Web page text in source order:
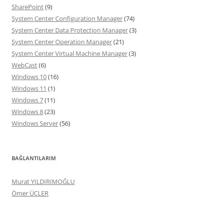
SharePoint(9)
System Center Configuration Manager(74)
System Center Data Protection Manager(3)
System Center Operation Manager(21)
System Center Virtual Machine Manager(3)
WebCast(6)
Windows 10(16)
Windows 11 (1)
Windows 7(11)
Windows 8(23)
Windows Server(56)
BAĞLANTILARIM
Murat YILDIRIMOĞLU
Ömer ÜÇLER